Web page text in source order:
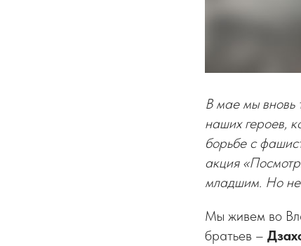
В мае мы вновь
наших героев,
борьбе с
акция
младшим. Но не
Мы живем во
братьев –